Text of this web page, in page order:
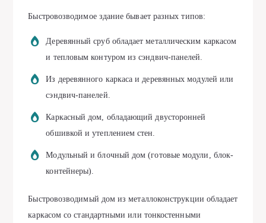
Быстровозводимое здание бывает разных типов:
Деревянный сруб обладает металлическим каркасом
и тепловым контуром из сэндвич-панелей.
Из деревянного каркаса и деревянных модулей или
сэндвич-панелей.
Каркасный дом, обладающий двусторонней
обшивкой и утеплением стен.
Модульный и блочный дом (готовые модули, блок-
контейнеры).
Быстровозводимый дом из металлоконструкции обладает
каркасом со стандартными или тонкостенными